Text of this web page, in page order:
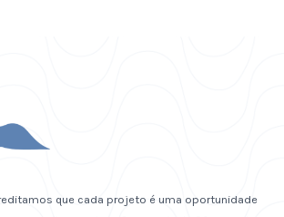
que cada projeto é uma oportunidade